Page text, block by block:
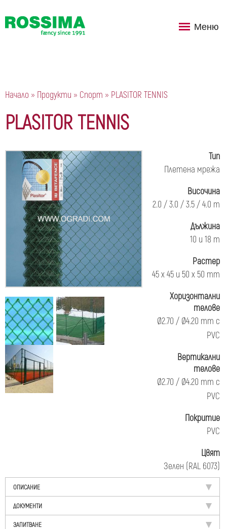
Меню
You are here
Начало » Продукти » Спорт » PLASITOR TENNIS
PLASITOR TENNIS
Тип
Плетена мрежа
Височина
2.0 / 3.0 / 3.5 / 4.0 m
Дължина
10 и 18 m
Растер
45 x 45 и 50 х 50 mm
Хоризонтални
телове
Ø2.70 / Ø4.20 mm с
PVC
Вертикални
телове
Ø2.70 / Ø4.20 mm с
PVC
Покритие
PVC
Цвят
Зелен (RAL 6073)
ОПИСАНИЕ
ДОКУМЕНТИ
ЗАПИТВАНЕ